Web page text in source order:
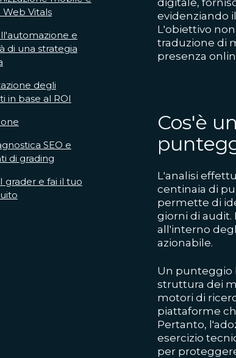
Web Vitals
e
di una strategia
degli
in base al ROI
SEO e
di grading
grader e fai il tuo
evidenziando
L'obiettivo
traduzione di
presenza
Cos'è
L'analisi
centinaia di
permette di
giorni di audit.
all'interno
azionabile.
Un punteggio
struttura dei
motori di
piattaforme
Pertanto,
esercizio
per